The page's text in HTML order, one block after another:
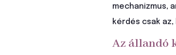
mechanizmus,
kérdés csak az,
Az állandó